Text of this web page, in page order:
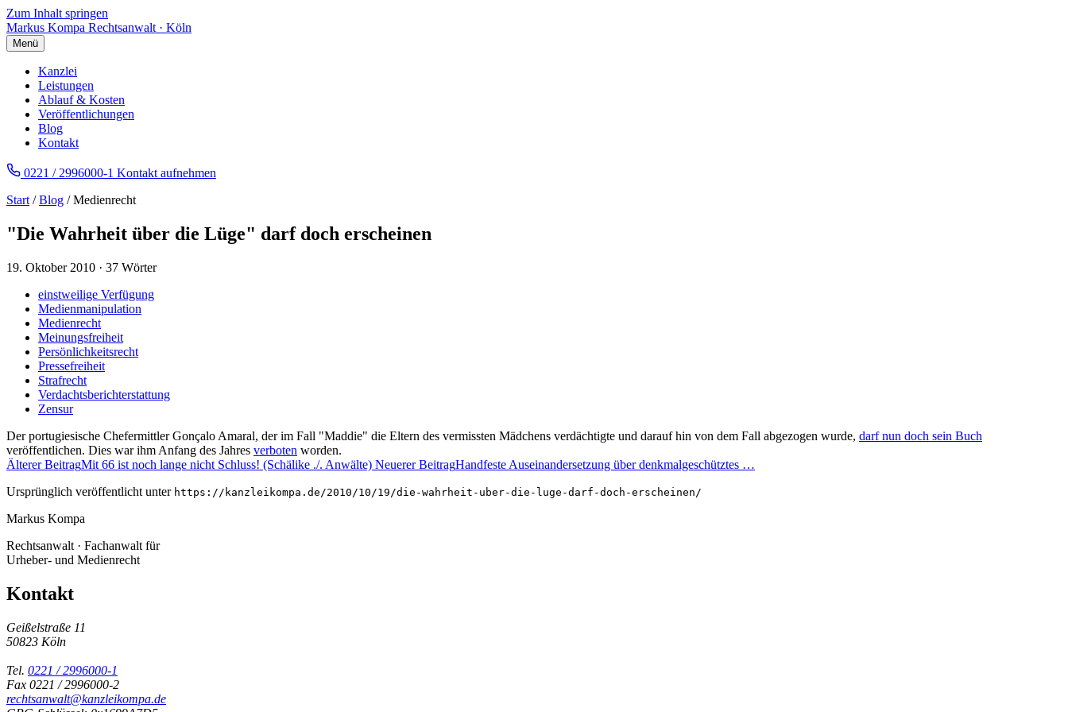
Zum Inhalt springen
Markus Kompa Rechtsanwalt · Köln
Menü
Kanzlei
Leistungen
Ablauf & Kosten
Veröffentlichungen
Blog
Kontakt
0221 / 2996000-1 Kontakt aufnehmen
Start /Blog / Medienrecht
"Die Wahrheit über die Lüge" darf doch erscheinen
19. Oktober 2010 · 37 Wörter
einstweilige Verfügung
Medienmanipulation
Medienrecht
Meinungsfreiheit
Persönlichkeitsrecht
Pressefreiheit
Strafrecht
Verdachtsberichterstattung
Zensur
Der portugiesische Chefermittler Gonçalo Amaral, der im Fall "Maddie" die Eltern des vermissten Mädchens verdächtigte und darauf hin von dem Fall abgezogen wurde, darf nun doch sein Buch
veröffentlichen. Dies war ihm Anfang des Jahres verboten worden.
Älterer BeitragMit 66 ist noch lange nicht Schluss! (Schälike ./. Anwälte) Neuerer BeitragHandfeste Auseinandersetzung über denkmalgeschütztes …
Ursprünglich veröffentlicht unter https://kanzleikompa.de/2010/10/19/die-wahrheit-uber-die-luge-darf-doch-erscheinen/
Markus Kompa
Rechtsanwalt · Fachanwalt für
Urheber- und Medienrecht
Kontakt
Geißelstraße 11
50823 Köln
Tel. 0221 / 2996000-1
Fax 0221 / 2996000-2
rechtsanwalt@kanzleikompa.de